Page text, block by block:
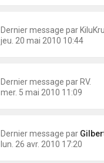
Dernier message par KiluKru
jeu. 20 mai 2010 10:44
Dernier message par RV.
mer. 5 mai 2010 11:09
Dernier message par Gilbert (Dod &
lun. 26 avr. 2010 17:20